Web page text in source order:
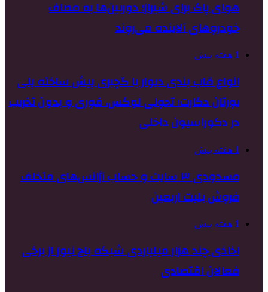
هوای پاک برای شیراز؛ دوربین‌ها به مصاف
خودروهای آلاینده می‌روند
1 هفته پیش
انواع قاب بندی دیوار با گچبری پیش ساخته پلی
یورتان دکارت؛ تحولی لوکس، فوری و بدون تخریب
در دکوراسیون داخلی
1 هفته پیش
مسدودی ۳ سایت و حساب آژانس‌های متخلف
فروش بلیت اربعین
1 هفته پیش
اخاذی چند هزار میلیاردی شبکه باج نیوز از برخی
فعالان اقتصادی